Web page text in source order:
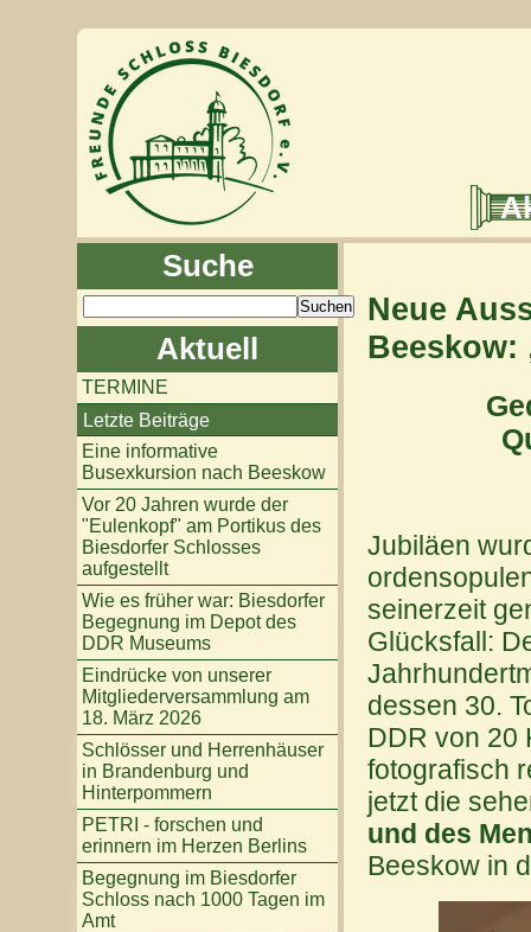
Neue
Beeskow:
Jubiläen
seinerzeit
Glücksfall:
dessen 30.
DDR von 20
fotografisch
jetzt die
und des
Beeskow in
Suche
Aktuell
TERMINE
Letzte Beiträge
Eine informative
Busexkursion nach Beeskow
Vor 20 Jahren wurde der
"Eulenkopf" am Portikus des
Biesdorfer Schlosses
aufgestellt
Wie es früher war: Biesdorfer
Begegnung im Depot des
DDR Museums
Eindrücke von unserer
Mitgliederversammlung am
18. März 2026
Schlösser und Herrenhäuser
in Brandenburg und
Hinterpommern
PETRI - forschen und
erinnern im Herzen Berlins
Begegnung im Biesdorfer
Schloss nach 1000 Tagen im
Amt